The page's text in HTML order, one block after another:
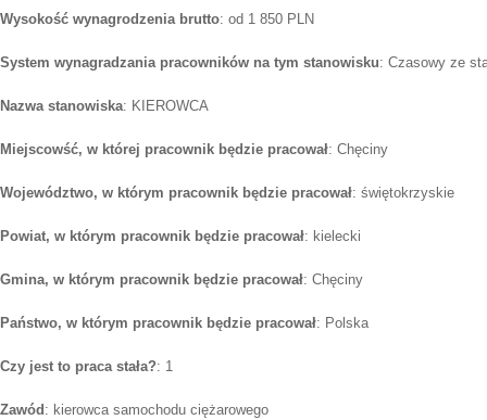
Wysokość wynagrodzenia brutto: od 1 850 PLN
System wynagradzania pracowników na tym stanowisku: Czasowy ze
Nazwa stanowiska: KIEROWCA
Miejscowść, w której pracownik będzie pracował: Chęciny
Województwo, w którym pracownik będzie pracował: świętokrzyskie
Powiat, w którym pracownik będzie pracował: kielecki
Gmina, w którym pracownik będzie pracował: Chęciny
Państwo, w którym pracownik będzie pracował: Polska
Czy jest to praca stała?: 1
Zawód : kierowca samochodu ciężarowego